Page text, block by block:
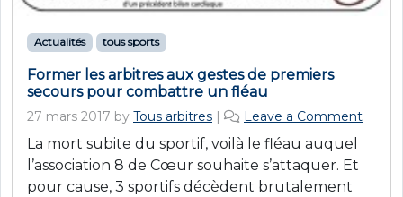
Actualités tous sports
Former les arbitres aux gestes de premiers
secours pour combattre un fléau
27 mars 2017 by Tous arbitres Leave a Comment
La mort subite du sportif, voilà le fléau auquel
l’association 8 de Cœur souhaite s’attaquer. Et
pour cause, 3 sportifs décèdent brutalement